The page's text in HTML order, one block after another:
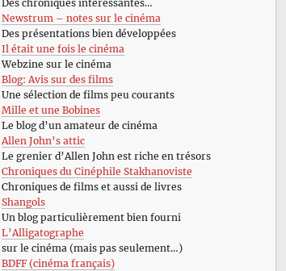
Des chroniques intéressantes…
Newstrum – notes sur le cinéma
Des présentations bien développées
Il était une fois le cinéma
Webzine sur le cinéma
Blog: Avis sur des films
Une sélection de films peu courants
Mille et une Bobines
Le blog d’un amateur de cinéma
Allen John’s attic
Le grenier d’Allen John est riche en trésors
Chroniques du Cinéphile Stakhanoviste
Chroniques de films et aussi de livres
Shangols
Un blog particulièrement bien fourni
L’Alligatographe
sur le cinéma (mais pas seulement…)
BDFF (cinéma français)